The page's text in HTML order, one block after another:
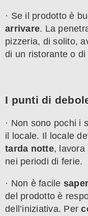
· Se il prodotto è
arrivare. La
pizzeria, di solito,
di un ristorante o
I punti di
· Non sono pochi i
il locale. Il locale
tarda notte, lavora
nei periodi di ferie.
· Non è facile
del prodotto è
dell’iniziativa. Per